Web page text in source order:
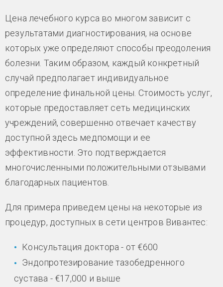
Цена лечебного курса во многом зависит с
результатами диагностирования, на основе
которых уже определяют способы преодоления
болезни. Таким образом, каждый конкретный
случай предполагает индивидуальное
определение финальной цены. Стоимость услуг,
которые предоставляет сеть медицинских
учреждений, совершенно отвечает качеству
доступной здесь медпомощи и ее
эффективности. Это подтверждается
многочисленными положительными отзывами
благодарных пациентов.
Для примера приведем цены на некоторые из
процедур, доступных в сети центров Вивантес:
Консультация доктора - от €600
Эндопротезирование тазобедренного
сустава - €17,000 и выше